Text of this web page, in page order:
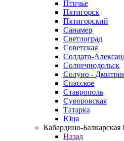
Птичье
Пятигорск
Пятигорский
Санамер
Светлоград
Советская
Солдато-
Солнечнодольск
Солуно -
Спасское
Ставрополь
Суворовская
Татарка
Юца
Кабардино‑Балкарская
Назад